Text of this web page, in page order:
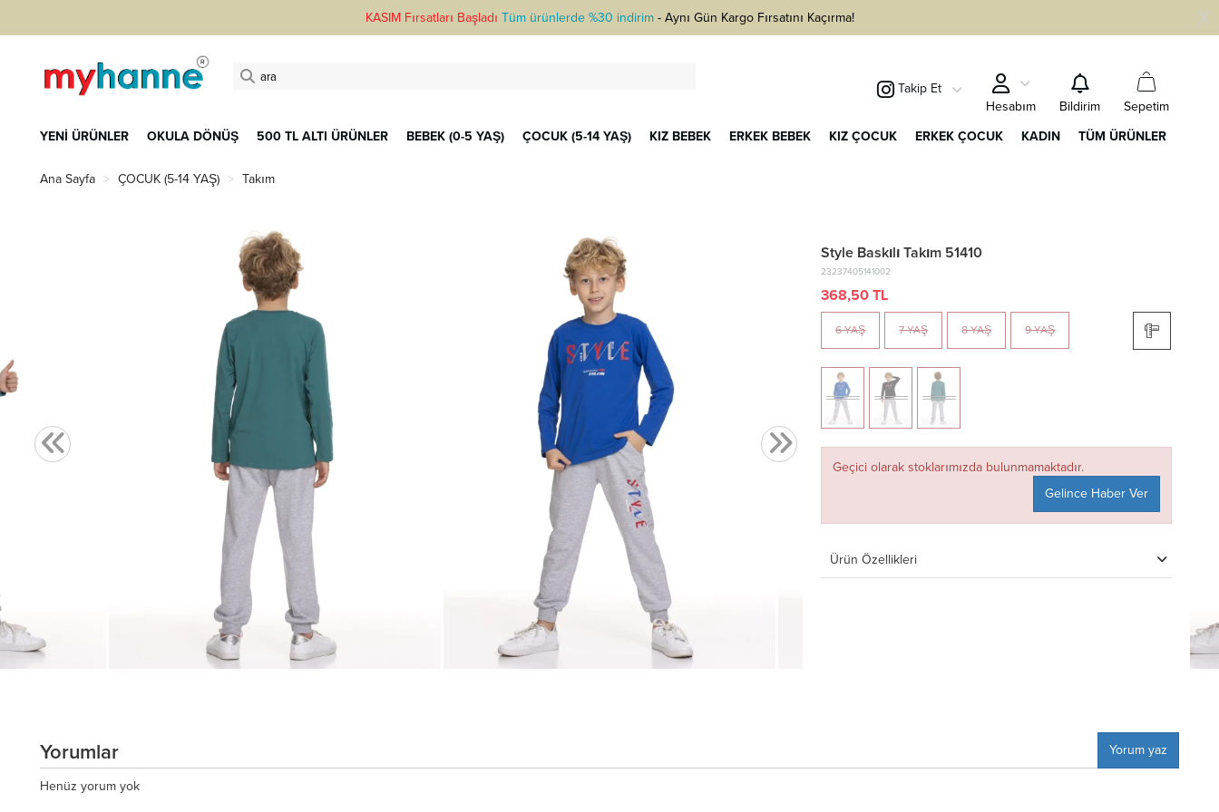
KASIM Fırsatları Başladı Tüm ürünlerde %30 indirim- Aynı Gün Kargo Fırsatını Kaçırma!
Takip Et
Hesabım
Bildirim
Sepetim
YENİ ÜRÜNLER
OKULA DÖNÜŞ 500 TL ALTI ÜRÜNLER BEBEK (0-5 YAŞ) ÇOCUK (5-14 YAŞ) KIZ BEBEK ERKEK BEBEK KIZ ÇOCUK ERKEK ÇOCUK KADIN TÜM ÜRÜNLER
Ana Sayfa ÇOCUK (5-14 YAŞ) Takım
Style Baskılı Takım 51410
23237405141002
368,50 TL
6 YAŞ 7 YAŞ 8 YAŞ 9 YAŞ
Geçici olarak stoklarımızda bulunmamaktadır.
Gelince Haber Ver
Ürün Özellikleri
Yorumlar
Yorum yaz
Henüz yorum yok